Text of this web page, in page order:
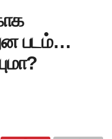
படம்…